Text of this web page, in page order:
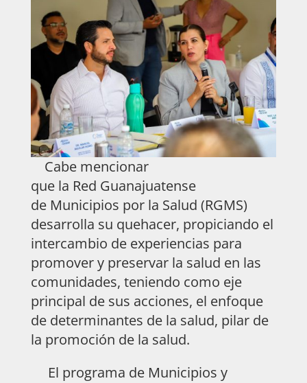
Cabe mencionar
que la Red Guanajuatense
de Municipios por la Salud (RGMS)
desarrolla su quehacer, propiciando el
intercambio de experiencias para
promover y preservar la salud en las
comunidades, teniendo como eje
principal de sus acciones, el enfoque
de determinantes de la salud, pilar de
la promoción de la salud.
El programa de Municipios y